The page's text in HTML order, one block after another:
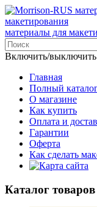
материалы для
Включить/
Главная
Полный
О магазине
Как купить
Оплата и
Гарантии
Оферта
Как сделать
Каталог товаров